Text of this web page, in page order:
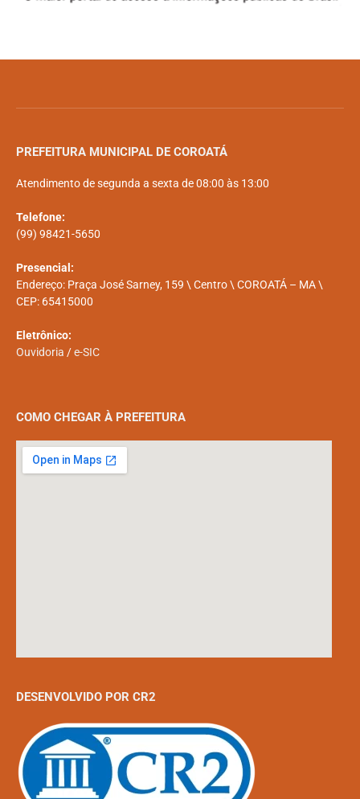
PREFEITURA MUNICIPAL DE COROATÁ
Atendimento de segunda a sexta de 08:00 às 13:00
Telefone:
(99) 98421-5650
Presencial:
Endereço: Praça José Sarney, 159 \ Centro \ COROATÁ – MA \
CEP: 65415000
Eletrônico:
Ouvidoria /e-SIC
COMO CHEGAR À PREFEITURA
DESENVOLVIDO POR CR2